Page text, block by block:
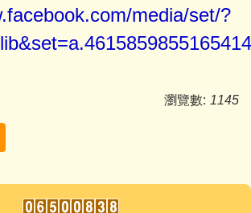
media/set/?
瀏覽數: 1145